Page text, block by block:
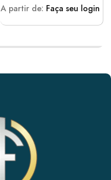
A partir de: Faça seu login